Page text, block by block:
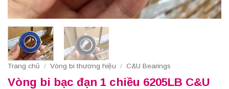
Trang chủ / Vòng bi thương hiệu / C&U Bearings
Vòng bi bạc đạn 1 chiều 6205LB C&U